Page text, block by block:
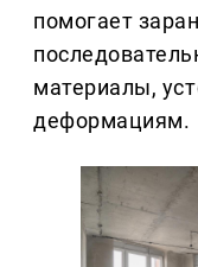
помогает
материалы,
деформациям.